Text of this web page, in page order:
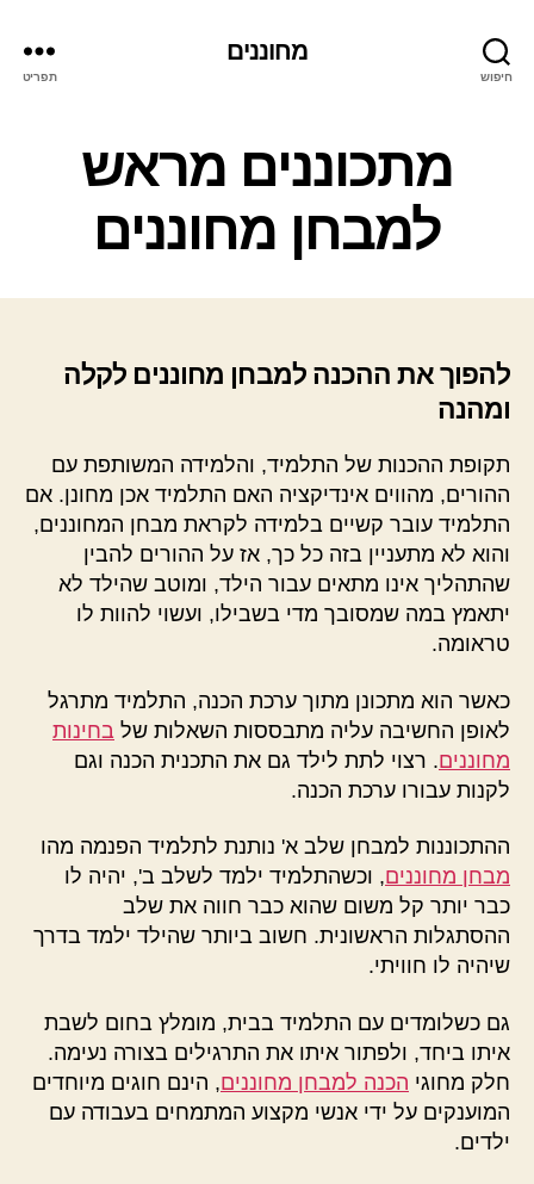
חיפוש
מחוננים
תפריט
קטגוריות
מתכוננים מראש
למבחן מחוננים
להפוך את ההכנה למבחן מחוננים לקלה
ומהנה
תקופת ההכנות של התלמיד, והלמידה המשותפת עם
ההורים, מהווים אינדיקציה האם התלמיד אכן מחונן. אם
התלמיד עובר קשיים בלמידה לקראת מבחן המחוננים,
והוא לא מתעניין בזה כל כך, אז על ההורים להבין
שהתהליך אינו מתאים עבור הילד, ומוטב שהילד לא
יתאמץ במה שמסובך מדי בשבילו, ועשוי להוות לו
טראומה.
כאשר הוא מתכונן מתוך ערכת הכנה, התלמיד מתרגל
לאופן החשיבה עליה מתבססות השאלות של בחינות
מחוננים. רצוי לתת לילד גם את התכנית הכנה וגם
לקנות עבורו ערכת הכנה.
ההתכוננות למבחן שלב א' נותנת לתלמיד הפנמה מהו
מבחן מחוננים, וכשהתלמיד ילמד לשלב ב', יהיה לו
כבר יותר קל משום שהוא כבר חווה את שלב
ההסתגלות הראשונית. חשוב ביותר שהילד ילמד בדרך
שיהיה לו חוויתי.
גם כשלומדים עם התלמיד בבית, מומלץ בחום לשבת
איתו ביחד, ולפתור איתו את התרגילים בצורה נעימה.
חלק מחוגי הכנה למבחן מחוננים, הינם חוגים מיוחדים
המוענקים על ידי אנשי מקצוע המתמחים בעבודה עם
ילדים.